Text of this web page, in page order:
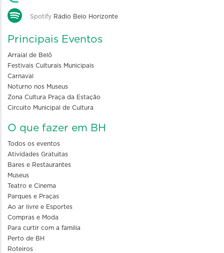
Spotify Rádio Belo Horizonte
Principais Eventos
Arraial de Belô
Festivais Culturais Municipais
Carnaval
Noturno nos Museus
Zona Cultura Praça da Estação
Circuito Municipal de Cultura
O que fazer em BH
Todos os eventos
Atividades Gratuitas
Bares e Restaurantes
Museus
Teatro e Cinema
Parques e Praças
Ao ar livre e Esportes
Compras e Moda
Para curtir com a familia
Perto de BH
Roteiros